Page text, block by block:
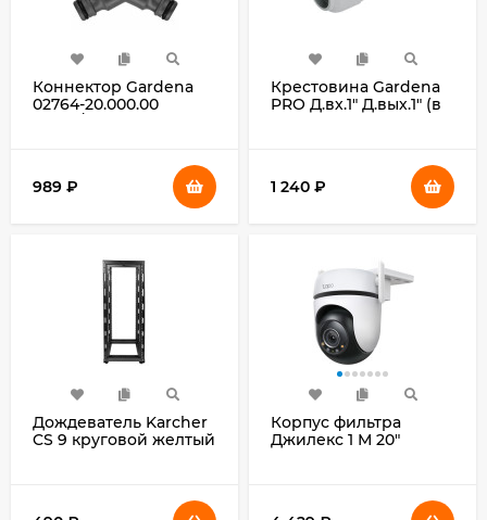
Коннектор Gardena
02764-20.000.00
989 ₽
Крестовина Gardena
PRO Д.вх.1" Д.вых.1" (в
1 240 ₽
Дождеватель Karcher
CS 9 круговой желтый
Корпус фильтра
Джилекс 1 М 20"